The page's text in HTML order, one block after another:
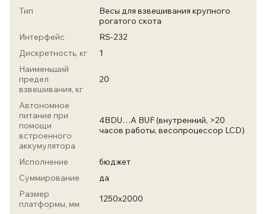
Тип
Весы для взвешивания крупного
рогатого скота
Интерфейс
RS-232
Дискретность, кг
1
Наименьший
предел
взвешивания, кг
20
Автономное
питание при
помощи
встроенного
аккумулятора
4BDU…A BUF (внутренний, >20
часов работы, весопроцессор LCD)
Исполнение
бюджет
Суммирование
да
Размер
платформы, мм
1250х2000